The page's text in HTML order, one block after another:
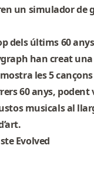
un simulador de
dels últims 60 anys
han creat
les 5
60 anys, podent
musicals al
Evolved